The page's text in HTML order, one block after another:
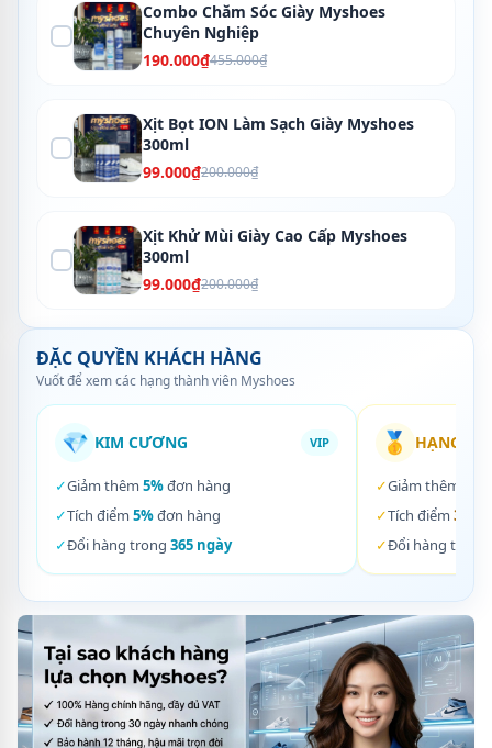
Combo Chăm Sóc Giày Myshoes
Chuyên Nghiệp
190.000₫455.000₫
Xịt Bọt ION Làm Sạch Giày Myshoes
300ml
99.000₫200.000₫
Xịt Khử Mùi Giày Cao Cấp Myshoes
300ml
99.000₫200.000₫
ĐẶC QUYỀN KHÁCH HÀNG
Vuốt để xem các hạng thành viên Myshoes
💎 KIM CƯƠNG VIP
✓Giảm thêm 5%đơn hàng
✓Tích điểm 5%đơn hàng
✓Đổi hàng trong 365 ngày
🥇 HẠNG
✓Giảm thêm
✓Tích điểm 3%
✓Đổi hàng trong